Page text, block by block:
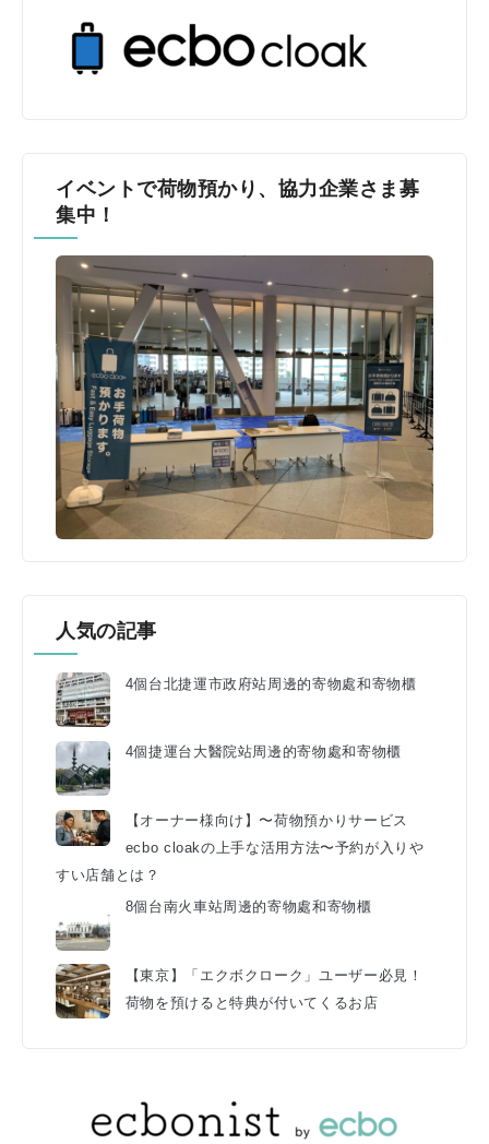
イベントで荷物預かり、協力企業さま募
集中！
人気の記事
4個台北捷運市政府站周邊的寄物處和寄物櫃
4個捷運台大醫院站周邊的寄物處和寄物櫃
【オーナー様向け】〜荷物預かりサービス
ecbo cloakの上手な活用方法〜予約が入りや
すい店舗とは？
8個台南火車站周邊的寄物處和寄物櫃
【東京】「エクボクローク」ユーザー必見！
荷物を預けると特典が付いてくるお店